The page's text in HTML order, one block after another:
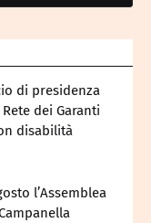
di presidenza
dei Garanti
disabilità
l’Assemblea